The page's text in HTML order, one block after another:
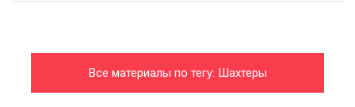
Все материалы по тегу: Шахтеры